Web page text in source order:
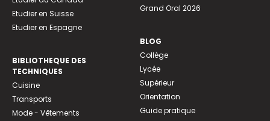
Etudier en Suisse
Etudier en Espagne
BIBLIOTHEQUE DES
TECHNIQUES
Cuisine
Transports
Mode - Vêtements
Grand Oral 2026
BLOG
Collège
Lycée
Supérieur
Orientation
Guide pratique